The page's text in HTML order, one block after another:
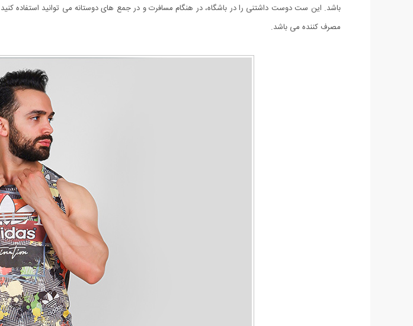
باشد. این ست دوست داشتنی را در باشگاه، در هنگام مسافرت و در جمع های دوستانه می توانید استفاده
مصرف کننده می باشد.